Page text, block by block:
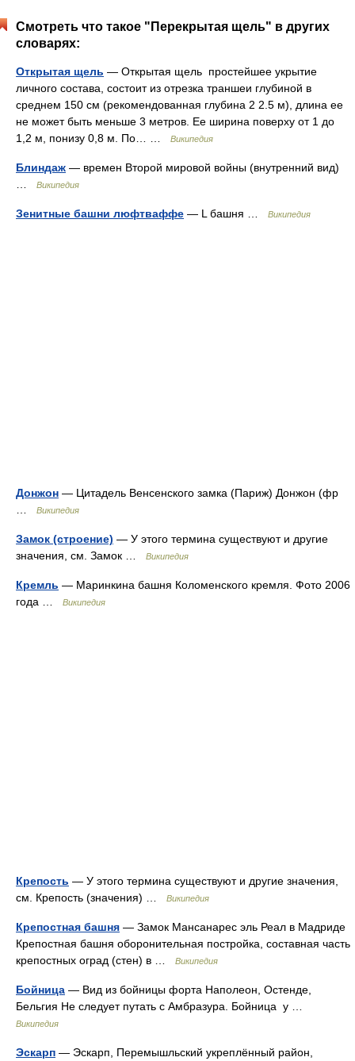
Смотреть что такое "Перекрытая щель" в других
словарях:
Открытая щель — Открытая щель простейшее укрытие
личного состава, состоит из отрезка траншеи глубиной в
среднем 150 см (рекомендованная глубина 2 2.5 м), длина ее
не может быть меньше 3 метров. Ее ширина поверху от 1 до
1,2 м, понизу 0,8 м. По… …
Википедия
Блиндаж — времен Второй мировой войны (внутренний вид)
Википедия
Зенитные башни люфтваффе — L башня … Википедия
Донжон — Цитадель Венсенского замка (Париж) Донжон (фр
Википедия
Замок (строение) — У этого термина существуют и другие
значения, см. Замок …
Википедия
Кремль — Маринкина башня Коломенского кремля. Фото 2006
года …
Википедия
Крепость — У этого термина существуют и другие значения,
см. Крепость (значения) …
Википедия
Крепостная башня — Замок Мансанарес эль Реал в Мадриде
Крепостная башня оборонительная постройка, составная часть
крепостных оград (стен) в …
Википедия
Бойница — Вид из бойницы форта Наполеон, Остенде,
Бельгия Не следует путать с Амбразура. Бойница у …
Википедия
Эскарп — Эскарп, Перемышльский укреплённый район,